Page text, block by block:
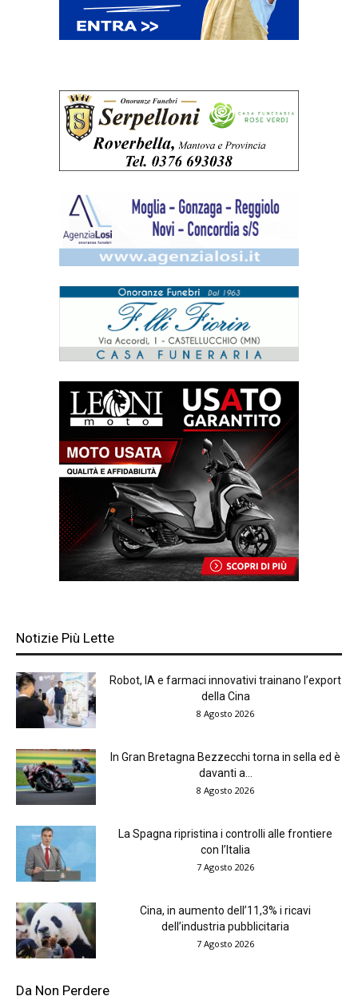
Notizie Più Lette
Robot, IA e farmaci innovativi trainano l’export
della Cina
8 Agosto 2026
In Gran Bretagna Bezzecchi torna in sella ed è
davanti a...
8 Agosto 2026
La Spagna ripristina i controlli alle frontiere
con l’Italia
7 Agosto 2026
Cina, in aumento dell’11,3% i ricavi
dell’industria pubblicitaria
7 Agosto 2026
Da Non Perdere